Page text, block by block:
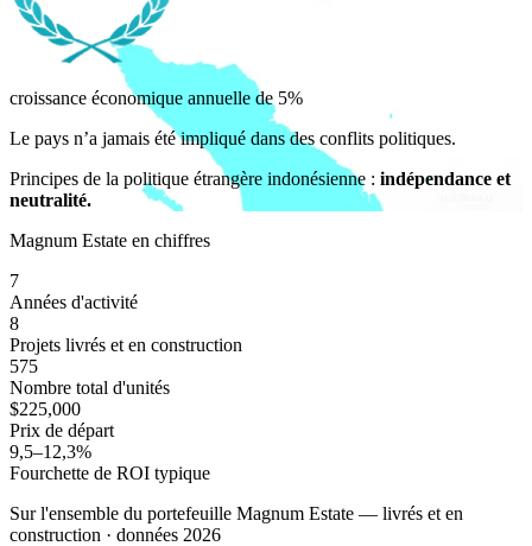
croissance économique annuelle de 5%
Le pays n’a jamais été impliqué dans des conflits politiques.
Principes de la politique étrangère indonésienne : indépendance et
neutralité.
Magnum Estate en chiffres
7
Années d'activité
8
Projets livrés et en construction
575
Nombre total d'unités
$225,000
Prix de départ
9,5–12,3%
Fourchette de ROI typique
Sur l'ensemble du portefeuille Magnum Estate — livrés et en
construction · données 2026